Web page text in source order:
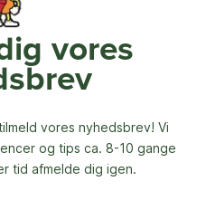
vores
vores nyhedsbrev! Vi
og tips ca. 8-10 gange
tid afmelde dig igen.